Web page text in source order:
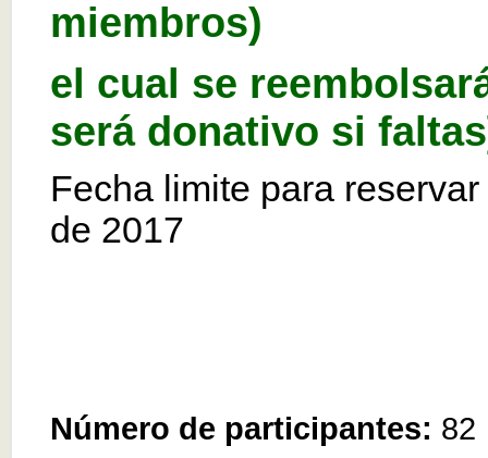
miembros)
el cual se
será donativo si
Fecha limite para
de 2017
Número de participantes: 82